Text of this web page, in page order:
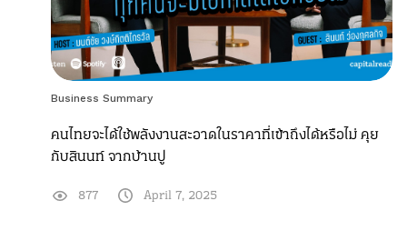
Business Summary
คนไทยจะได้ใช้พลังงานสะอาดในราคาที่เข้าถึงได้หรือไม่ คุย
กับสินนท์ จากบ้านปู
877 April 7, 2025